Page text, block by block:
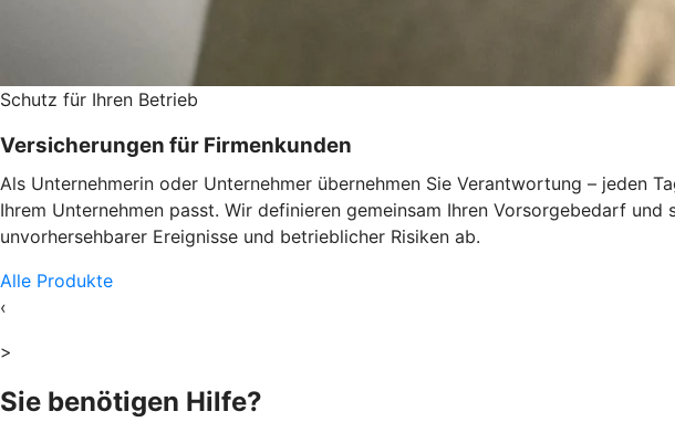
Schutz für Ihren Betrieb
Versicherungen für Firmenkunden
Als Unternehmerin oder Unternehmer übernehmen Sie Verantwortung – jeden
Ihrem Unternehmen passt. Wir definieren gemeinsam Ihren Vorsorgebedarf
unvorhersehbarer Ereignisse und betrieblicher Risiken ab.
Alle Produkte
‹
>
Sie benötigen Hilfe?